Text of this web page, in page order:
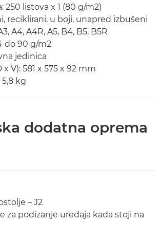
250 listova x 1 (80 g/m2)
reciklirani, u boji, unapred izbušeni
A4, A4R, A5, B4, B5, B5R
do 90 g/m2
jedinica
V): 581 x 575 x 92 mm
kg
dodatna oprema
– J2
za podizanje uređaja kada stoji na